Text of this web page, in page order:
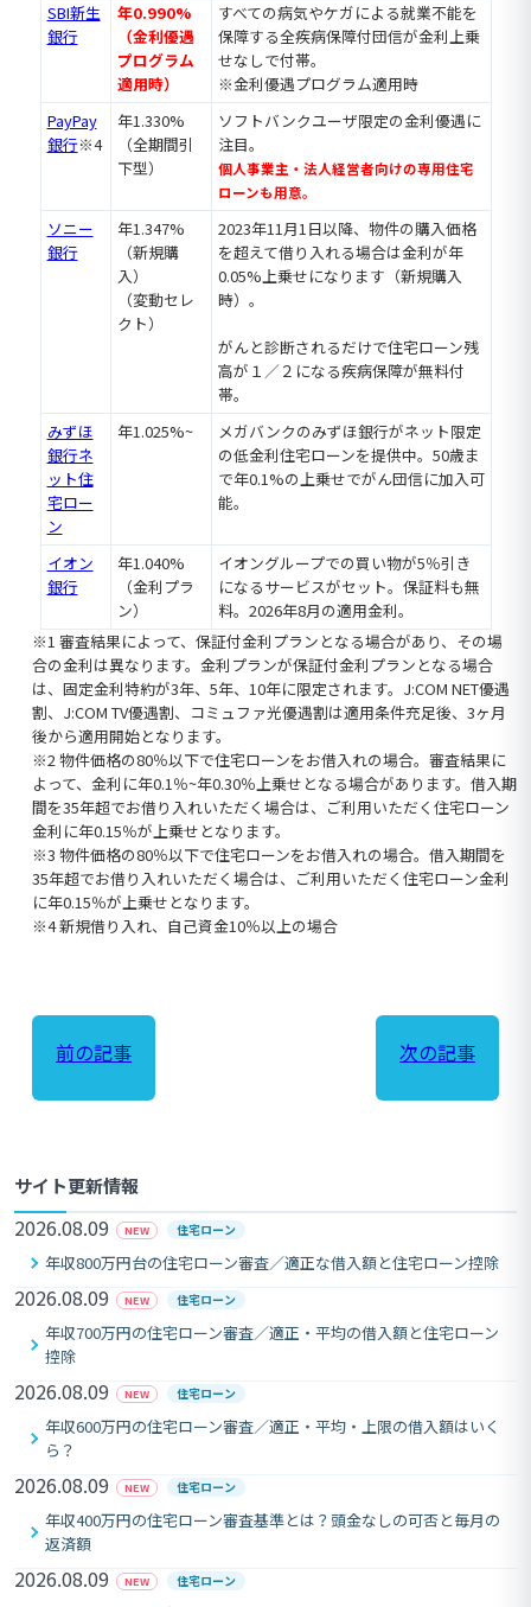
SBI新生
銀行
年0.990%
（金利優遇
プログラム
適用時）
すべての病気やケガによる就業不能を
保障する全疾病保障付団信が金利上乗
せなしで付帯。
※金利優遇プログラム適用時
PayPay
銀行※4
年1.330%
（全期間引
下型）
ソフトバンクユーザ限定の金利優遇に
注目。
個人事業主・法人経営者向けの専用住宅
ローンも用意。
ソニー
銀行
年1.347%
（新規購
入）
（変動セレ
クト）
2023年11月1日以降、物件の購入価格
を超えて借り入れる場合は金利が年
0.05%上乗せになります（新規購入
時）。
がんと診断されるだけで住宅ローン残
高が１／２になる疾病保障が無料付
帯。
みずほ
銀行ネ
ット住
宅ロー
ン
年1.025%~
メガバンクのみずほ銀行がネット限定
の低金利住宅ローンを提供中。50歳ま
で年0.1%の上乗せでがん団信に加入可
能。
イオン
銀行
年1.040%
（金利プラ
ン）
イオングループでの買い物が5％引き
になるサービスがセット。保証料も無
料。2026年8月の適用金利。
※1 審査結果によって、保証付金利プランとなる場合があり、その場
合の金利は異なります。金利プランが保証付金利プランとなる場合
は、固定金利特約が3年、5年、10年に限定されます。J:COM NET優遇
割、J:COM TV優遇割、コミュファ光優遇割は適用条件充足後、3ヶ月
後から適用開始となります。
※2 物件価格の80％以下で住宅ローンをお借入れの場合。審査結果に
よって、金利に年0.1％~年0.30％上乗せとなる場合があります。借入期
間を35年超でお借り入れいただく場合は、ご利用いただく住宅ローン
金利に年0.15％が上乗せとなります。
※3 物件価格の80％以下で住宅ローンをお借入れの場合。借入期間を
35年超でお借り入れいただく場合は、ご利用いただく住宅ローン金利
に年0.15％が上乗せとなります。
※4 新規借り入れ、自己資金10％以上の場合
前の記事 次の記事
サイト更新情報
2026.08.09 NEW 住宅ローン
年収800万円台の住宅ローン審査／適正な借入額と住宅ローン控除
2026.08.09 NEW 住宅ローン
年収700万円の住宅ローン審査／適正・平均の借入額と住宅ローン
控除
2026.08.09 NEW 住宅ローン
年収600万円の住宅ローン審査／適正・平均・上限の借入額はいく
ら？
2026.08.09 NEW 住宅ローン
年収400万円の住宅ローン審査基準とは？頭金なしの可否と毎月の
返済額
2026.08.09 NEW 住宅ローン